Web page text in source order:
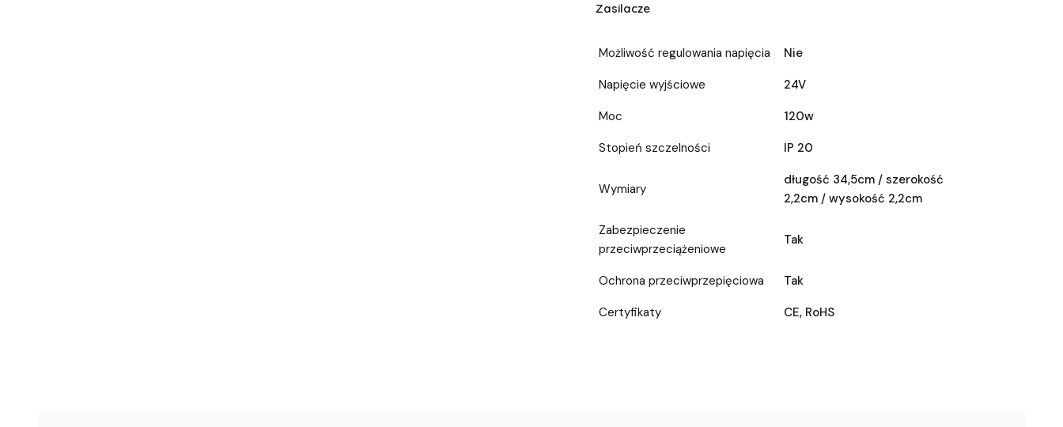
Zasilacze
Możliwość regulowania napięcia
Nie
Napięcie wyjściowe
24V
Moc
120w
Stopień szczelności
IP 20
Wymiary
długość 34,5cm / szerokość
2,2cm / wysokość 2,2cm
Zabezpieczenie
przeciwprzeciążeniowe
Tak
Ochrona przeciwprzepięciowa
Tak
Certyfikaty
CE, RoHS